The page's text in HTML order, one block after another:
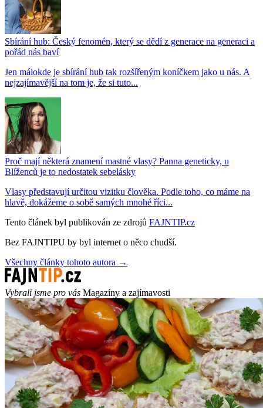
Sbírání hub: Český fenomén, který se dědí z generace na generaci a
pořád nás baví
Jen málokde je sbírání hub tak rozšířeným koníčkem jako u nás. A
nejzajímavější na tom je, že si tuto...
Proč mají některá znamení mastné vlasy? Panna geneticky, u
Blíženců je to nedostatek sebelásky
Vlasy představují určitou vizitku člověka. Podle toho, co máme na
hlavě, dokážeme o sobě samých mnohé říci...
Tento článek byl publikován ze zdrojů FAJNTIP.cz
Bez FAJNTIPU by byl internet o něco chudší.
Všechny články tohoto autora →
Vybrali jsme pro vás Magazíny a zajímavosti